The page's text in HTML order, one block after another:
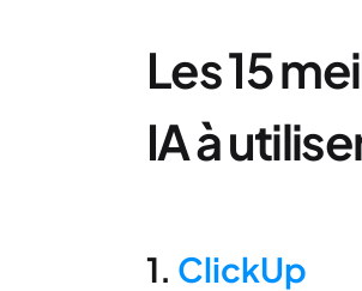
Les 15
IA à
1. ClickUp